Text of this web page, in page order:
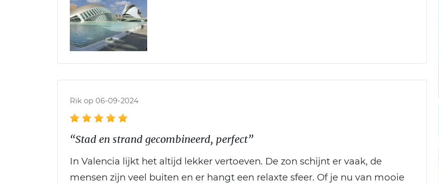
Rik op 06-09-2024
“Stad en strand gecombineerd, perfect”
In Valencia lijkt het altijd lekker vertoeven. De zon schijnt er vaak, de
mensen zijn veel buiten en er hangt een relaxte sfeer. Of je nu van mooie